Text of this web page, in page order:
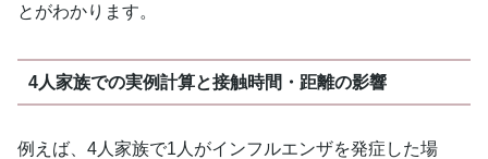
とがわかります。
4人家族での実例計算と接触時間・距離の影響
例えば、4人家族で1人がインフルエンザを発症した場